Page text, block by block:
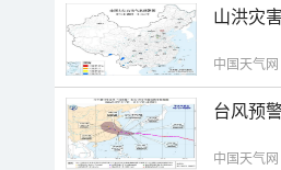
山洪灾
中国天气网
台风预
中国天气网